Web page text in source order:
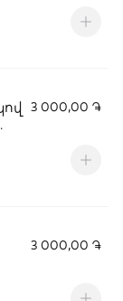
3 000,00 ֏
3 000,00 ֏